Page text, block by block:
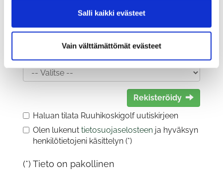
Salli kaikki evästeet
Vain välttämättömät evästeet
Sukupuoli:
Rekisteröidy
Haluan tilata Ruuhikoskigolf uutiskirjeen
Olen lukenut tietosuojaselosteen ja hyväksyn
henkilötietojeni käsittelyn (*)
(*) Tieto on pakollinen